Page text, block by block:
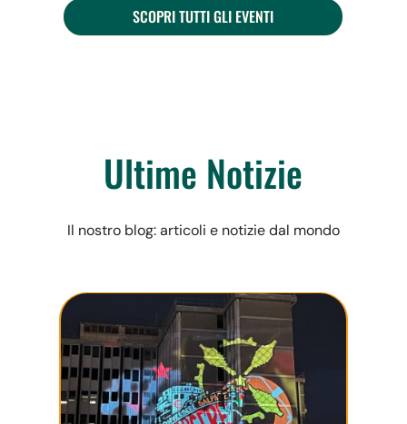
SCOPRI TUTTI GLI EVENTI
Ultime Notizie
Il nostro blog: articoli e notizie dal mondo